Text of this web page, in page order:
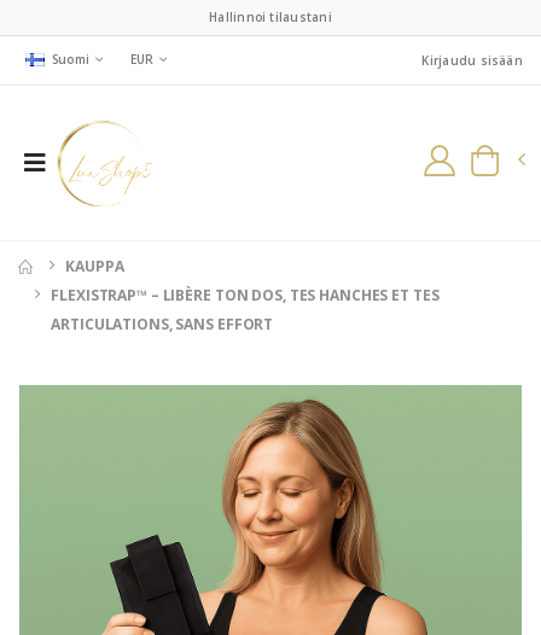
Hallinnoi tilaustani
Suomi EUR Kirjaudu sisään
KAUPPA
FLEXISTRAP™ – LIBÈRE TON DOS, TES HANCHES ET TES
ARTICULATIONS, SANS EFFORT